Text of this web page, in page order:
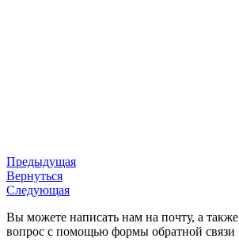
Предыдущая
Вернуться
Следующая
Вы можете написать нам на почту, а также
вопрос с помощью формы обратной связи